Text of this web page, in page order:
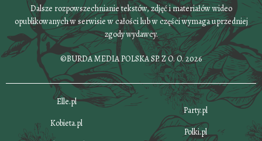
Dalsze rozpowszechnianie tekstów, zdjęć i materiałów wideo
opublikowanych w serwisie w całości lub w części wymaga uprzedniej
zgody wydawcy.
©BURDA MEDIA POLSKA SP. Z O. O. 2026
Elle.pl
Kobieta.pl
Party.pl
Polki.pl